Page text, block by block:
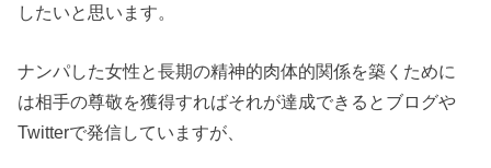
したいと思います。
ナンパした女性と長期の精神的肉体的関係を築くために
は相手の尊敬を獲得すればそれが達成できるとブログや
Twitterで発信していますが、